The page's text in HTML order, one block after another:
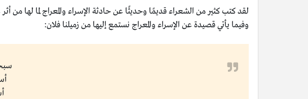
لقد كتب كثير من الشعراء قديمًا وحديثًا عن حادثة الإسراء والمعراج لما لها
وفيما يأتي قصيدة عن الإسراء والمعراج نستمع إليها من زميلنا فلان: